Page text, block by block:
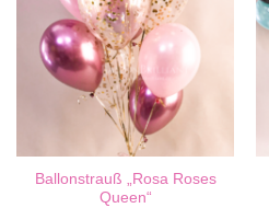
Ballonstrauß „Rosa Roses
Queen“